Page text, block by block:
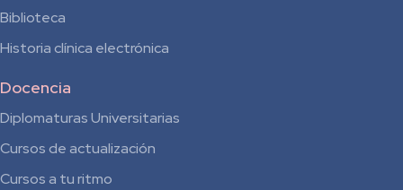
Biblioteca
Historia clínica electrónica
Docencia
Diplomaturas Universitarias
Cursos de actualización
Cursos a tu ritmo